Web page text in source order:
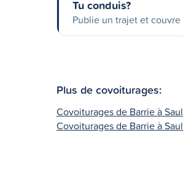
Tu conduis?
Publie un trajet et
Plus de covoiturages:
Covoiturages de Barrie à
Covoiturages de Barrie à